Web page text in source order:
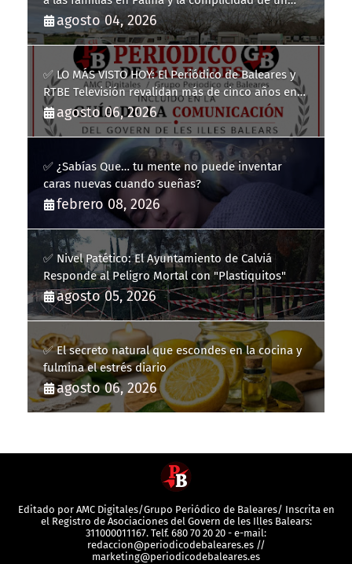
fracaso heredado
agosto 04, 2026
✅ LO MÁS VISTO HOY: El Periódico de Baleares y
RTBE Televisión revalidan más de cinco años en
la Guía de la Comunicación del Govern de les Illes
Balears
agosto 06, 2026
✅ ¿Sabías Que… tu mente no puede inventar
caras nuevas cuando sueñas?
febrero 08, 2026
✅ Nivel Patético: El Ayuntamiento de Calviá
Responde al Peligro Mortal con "Plastiquitos"
agosto 05, 2026
✅ El secreto natural que escondes en la cocina y
fulmina el estrés diario
agosto 06, 2026
Editado por AMC Digitales/Grupo Periódico de Baleares/ Inscrita en
el Registro de Asociaciones del Govern de les Illes Balears:
311000011167. Telf. 680 70 20 20 - e-mail:
redaccion@periodicodebaleares.es //
marketing@periodicodebaleares.es